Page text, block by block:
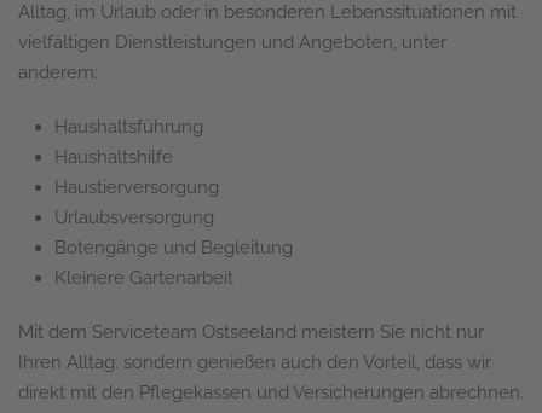
Alltag, im Urlaub oder in besonderen Lebenssituationen mit
vielfältigen Dienstleistungen und Angeboten, unter
anderem:
Haushaltsführung
Haushaltshilfe
Haustierversorgung
Urlaubsversorgung
Botengänge und Begleitung
Kleinere Gartenarbeit
Mit dem Serviceteam Ostseeland meistern Sie nicht nur
Ihren Alltag. sondern genießen auch den Vorteil, dass wir
direkt mit den Pflegekassen und Versicherungen abrechnen.